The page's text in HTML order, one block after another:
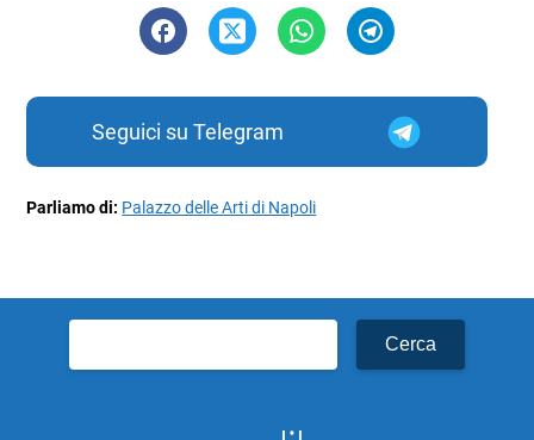
Seguici su Telegram
Parliamo di: Palazzo delle Arti di Napoli
per: